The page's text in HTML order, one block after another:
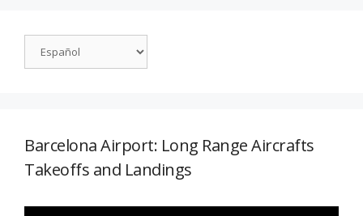
Barcelona Airport: Long Range Aircrafts
Takeoffs and Landings